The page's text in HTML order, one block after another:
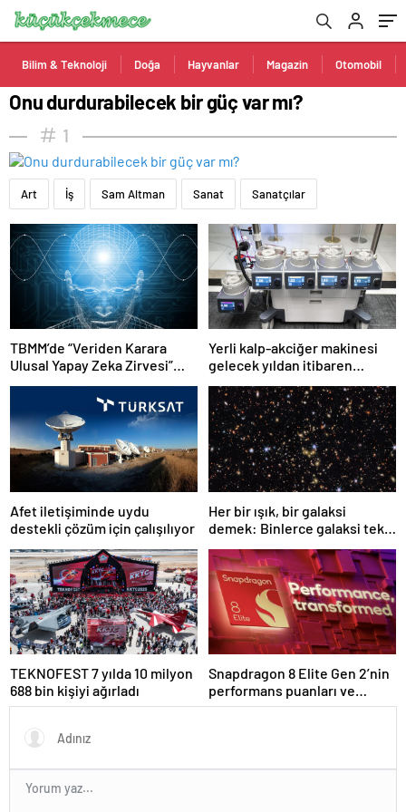
Bilim & Teknoloji Doğa Hayvanlar Magazin Otomobil
Onu durdurabilecek bir güç var mı?
1
Art İş Sam Altman Sanat Sanatçılar
TBMM’de “Veriden Karara
Ulusal Yapay Zeka Zirvesi”
başladı
Yerli kalp-akciğer makinesi
gelecek yıldan itibaren
kullanılacak
Afet iletişiminde uydu
destekli çözüm için çalışılıyor
Her bir ışık, bir galaksi
demek: Binlerce galaksi tek
karede görüntülendi
TEKNOFEST 7 yılda 10 milyon
688 bin kişiyi ağırladı
Snapdragon 8 Elite Gen 2’nin
performans puanları ve
özellikleri ortaya çıktı